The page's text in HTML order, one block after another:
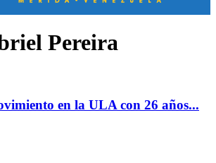
Pereira
en la ULA con 26 años...